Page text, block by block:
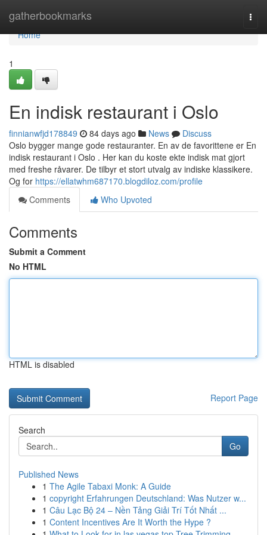
gatherbookmarks
Home
Home
1
En indisk restaurant i Oslo
finnianwfjd178849 84 days ago News
Discuss
Oslo bygger mange gode restauranter. En av de favorittene er En
indisk restaurant i Oslo . Her kan du koste ekte indisk mat gjort
med freshe råvarer. De tilbyr et stort utvalg av indiske klassikere.
Og for https://ellatwhm687170.blogdiloz.com/profile
Comments
Who Upvoted
Comments
Submit a Comment
No HTML
HTML is disabled
Report Page
Search
Go
Published News
1 The Agile Tabaxi Monk: A Guide
1 copyright Erfahrungen Deutschland: Was Nutzer w...
1 Câu Lạc Bộ 24 – Nền Tảng Giải Trí Tốt Nhất ...
1 Content Incentives Are It Worth the Hype ?